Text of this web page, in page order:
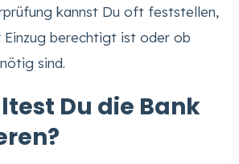
kannst Du oft feststellen,
berechtigt ist oder ob
sind.
Du die Bank